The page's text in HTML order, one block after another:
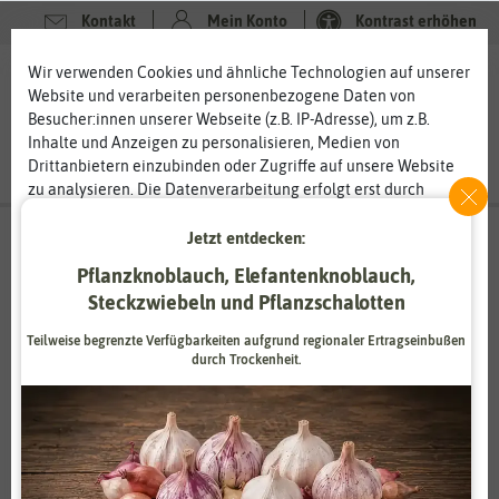
Kontakt Mein Konto Kontrast erhöhen
0 0
Gemeinsam
vorankommen
Wir verwenden Cookies und ähnliche Technologien auf unserer
Website und verarbeiten personenbezogene Daten von
Besucher:innen unserer Webseite (z.B. IP-Adresse), um z.B.
Inhalte und Anzeigen zu personalisieren, Medien von
Drittanbietern einzubinden oder Zugriffe auf unsere Website
zu analysieren. Die Datenverarbeitung erfolgt erst durch
gesetzte Cookies. Wir teilen diese Daten mit Dritten, die wir in
den Einstellungen benennen.
eines berechtigten Interesses erfolgen. Die Zustimmung kann
erteilt oder abgelehnt werden. Es besteht das Recht, nicht
einzuwilligen und die Einwilligung zu einem späteren
Zeitpunkt zu ändern oder zu widerrufen. Weitere
den Diensten erklären wir in unserer Daten­schutz­erklärung
Essenziell Statistik
Zahlungsdienstleister Marketing
Jetzt entdecken:
Pflanzknoblauch, Elefantenknoblauch,
Steckzwiebeln und Pflanzschalotten
Teilweise begrenzte Verfügbarkeiten aufgrund regionaler Ertragseinbußen
durch Trockenheit.